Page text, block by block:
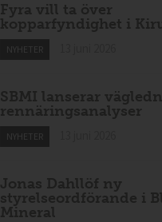
Fyra vill ta över
kopparfyndighet i
NYHETER
SBMI lanserar
rennäringsanalyser
NYHETER
Jonas Dahllöf ny
styrelseordförande i
Mineral